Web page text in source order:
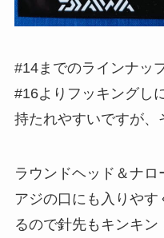
#14までのラインナッ
#16よりフッキングし
持たれやすいですが、
ラウンドヘッド＆ナ
アジの口にも入りや
るので針先もキンキン